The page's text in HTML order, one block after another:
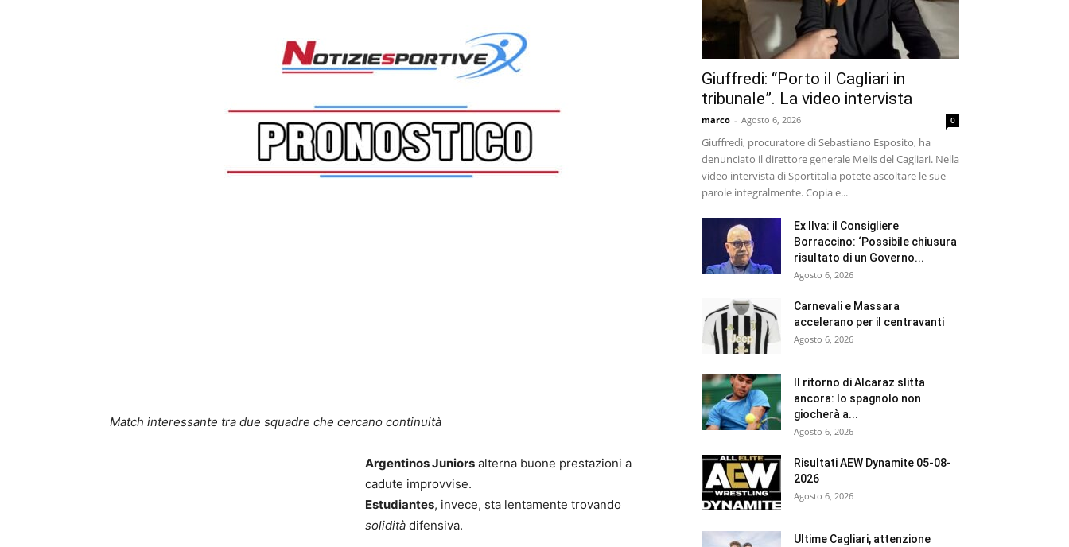
Match interessante tra due squadre che cercano continuità
Argentinos Juniors alterna buone prestazioni a
cadute improvvise.
Estudiantes, invece, sta lentamente trovando
solidità difensiva.
Giuffredi: “Porto il Cagliari in
tribunale”. La video intervista
marco - Agosto 6, 2026 0
Giuffredi, procuratore di Sebastiano Esposito, ha
denunciato il direttore generale Melis del Cagliari. Nella
video intervista di Sportitalia potete ascoltare le sue
parole integralmente. Copia e...
Ex Ilva: il Consigliere
Borraccino: ‘Possibile chiusura
risultato di un Governo...
Agosto 6, 2026
Carnevali e Massara
accelerano per il centravanti
Agosto 6, 2026
Il ritorno di Alcaraz slitta
ancora: lo spagnolo non
giocherà a...
Agosto 6, 2026
Risultati AEW Dynamite 05-08-
2026
Agosto 6, 2026
Ultime Cagliari, attenzione